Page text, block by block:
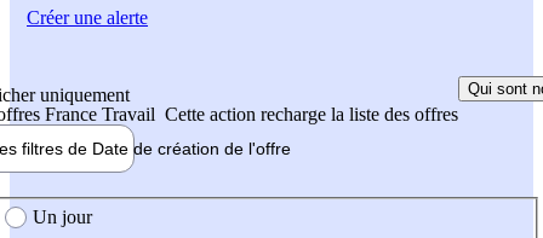
uniquement
France Travail Cette action recharge la liste des offres
Qui sont
filtres de Date de création de l'offre
création de l'offre
Un jour
Créer une alerte